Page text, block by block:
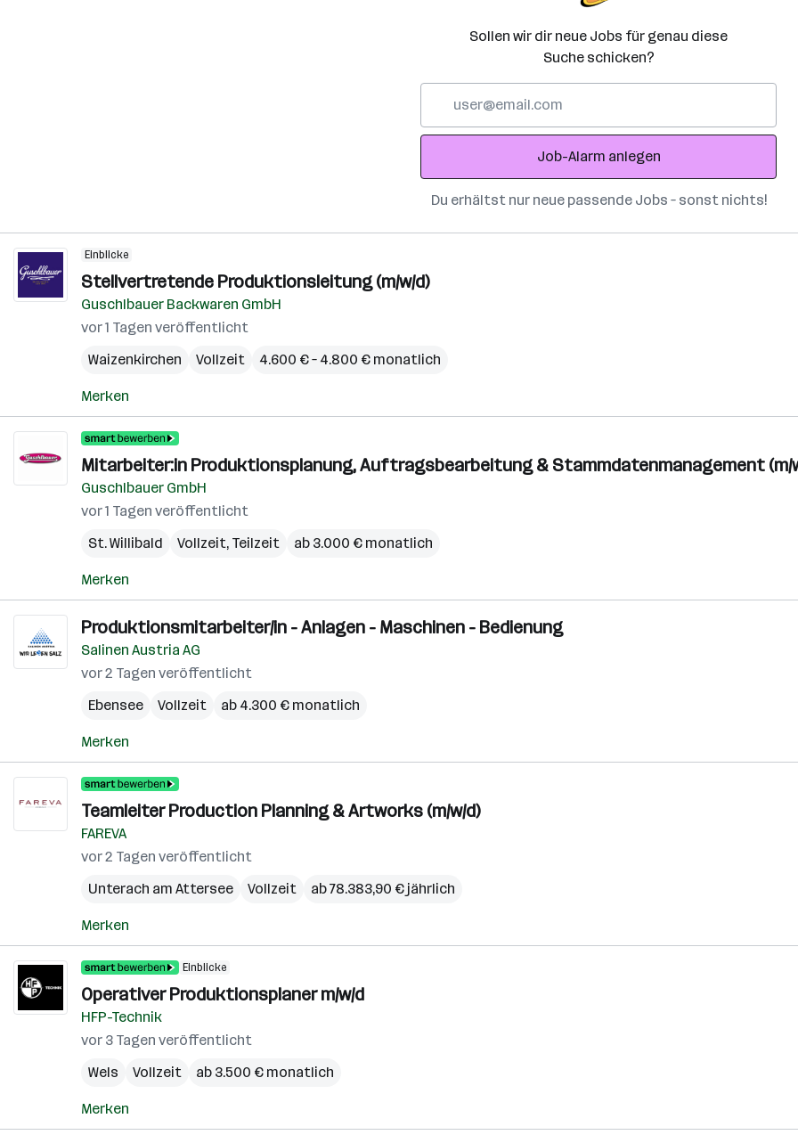
Sollen wir dir neue Jobs für genau diese
Suche schicken?
Adresse
Job-Alarm anlegen
Du erhältst nur neue passende Jobs – sonst nichts!
Einblicke
Stellvertretende Produktionsleitung (m/w/d)
Guschlbauer Backwaren GmbH
vor 1 Tagen veröffentlicht
Waizenkirchen
Vollzeit 4.600 € – 4.800 € monatlich
Merken
Mitarbeiter:in Produktionsplanung, Auftragsbearbeitung & Stammdatenmanagement (m/
Guschlbauer GmbH
vor 1 Tagen veröffentlicht
St. Willibald
Vollzeit, Teilzeit ab 3.000 € monatlich
Merken
Produktionsmitarbeiter/in - Anlagen - Maschinen - Bedienung
Salinen Austria AG
vor 2 Tagen veröffentlicht
Ebensee
Vollzeit ab 4.300 € monatlich
Merken
Teamleiter Production Planning & Artworks (m/w/d)
FAREVA
vor 2 Tagen veröffentlicht
Unterach am Attersee
Vollzeit ab 78.383,90 € jährlich
Merken
Einblicke
Operativer Produktionsplaner m/w/d
HFP-Technik
vor 3 Tagen veröffentlicht
Wels
Vollzeit ab 3.500 € monatlich
Merken